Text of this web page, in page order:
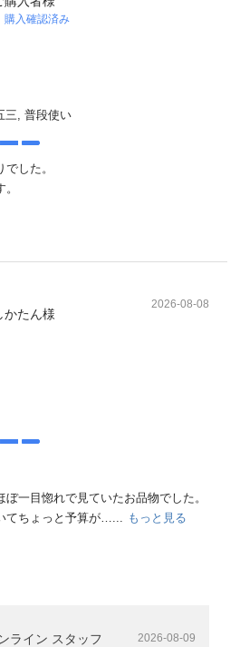
購入確認済み
三, 普段使い
した。
かたん様
2026-08-08
一目惚れで見ていたお品物でした。
てちょっと予算が…... もっと見る
ライン スタッフ 2026-08-09